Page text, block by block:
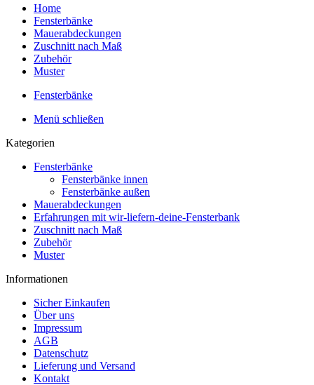
Home
Fensterbänke
Mauerabdeckungen
Zuschnitt nach Maß
Zubehör
Muster
Fensterbänke
Menü schließen
Kategorien
Fensterbänke
Fensterbänke innen
Fensterbänke außen
Mauerabdeckungen
Erfahrungen mit wir-liefern-deine-Fensterbank
Zuschnitt nach Maß
Zubehör
Muster
Informationen
Sicher Einkaufen
Über uns
Impressum
AGB
Datenschutz
Lieferung und Versand
Kontakt